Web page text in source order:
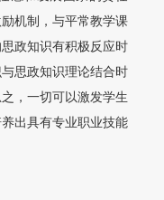
机制，与平常教学课
政知识有积极反应时
思政知识理论结合时
，一切可以激发学生
出具有专业职业技能